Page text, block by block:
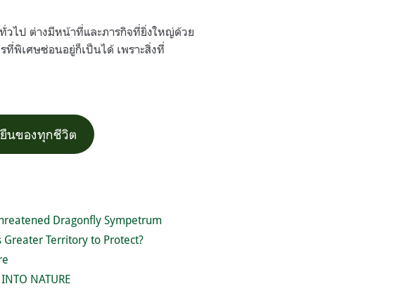
วไป ต่างมีหน้าที่และภารกิจที่ยิ่งใหญ่ด้วย
ที่พิเศษซ่อนอยู่ก็เป็นได้ เพราะสิ่งที่
นของทุกชีวิต
Dragonfly Sympetrum
Territory to Protect?
NATURE